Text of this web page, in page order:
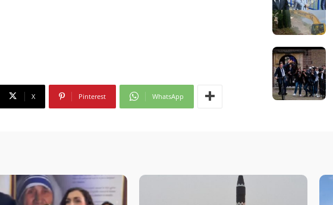
X Pinterest WhatsApp